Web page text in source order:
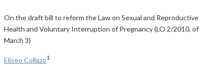
On the draft bill to reform the Law on Sexual and Reproductive
Health and Voluntary Interruption of Pregnancy (LO 2/2010, of
March 3)
Eliseo Collazo1